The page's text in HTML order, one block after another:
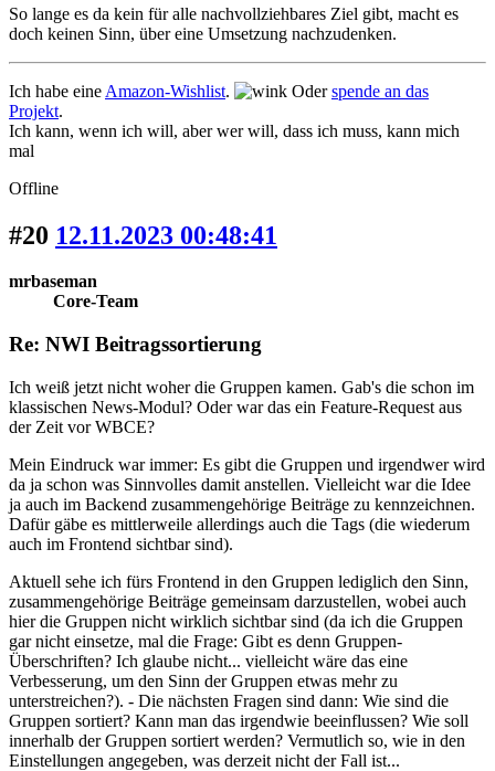
So lange es da kein für alle nachvollziehbares Ziel gibt, macht es
doch keinen Sinn, über eine Umsetzung nachzudenken.
Ich habe eine Amazon-Wishlist. Oderspende an das
Projekt.
Ich kann, wenn ich will, aber wer will, dass ich muss, kann mich
mal
Offline
#20 12.11.2023 00:48:41
mrbaseman
Core-Team
Re: NWI Beitragssortierung
Ich weiß jetzt nicht woher die Gruppen kamen. Gab's die schon im
klassischen News-Modul? Oder war das ein Feature-Request aus
der Zeit vor WBCE?
Mein Eindruck war immer: Es gibt die Gruppen und irgendwer wird
da ja schon was Sinnvolles damit anstellen. Vielleicht war die Idee
ja auch im Backend zusammengehörige Beiträge zu kennzeichnen.
Dafür gäbe es mittlerweile allerdings auch die Tags (die wiederum
auch im Frontend sichtbar sind).
Aktuell sehe ich fürs Frontend in den Gruppen lediglich den Sinn,
zusammengehörige Beiträge gemeinsam darzustellen, wobei auch
hier die Gruppen nicht wirklich sichtbar sind (da ich die Gruppen
gar nicht einsetze, mal die Frage: Gibt es denn Gruppen-
Überschriften? Ich glaube nicht... vielleicht wäre das eine
Verbesserung, um den Sinn der Gruppen etwas mehr zu
unterstreichen?). - Die nächsten Fragen sind dann: Wie sind die
Gruppen sortiert? Kann man das irgendwie beeinflussen? Wie soll
innerhalb der Gruppen sortiert werden? Vermutlich so, wie in den
Einstellungen angegeben, was derzeit nicht der Fall ist...